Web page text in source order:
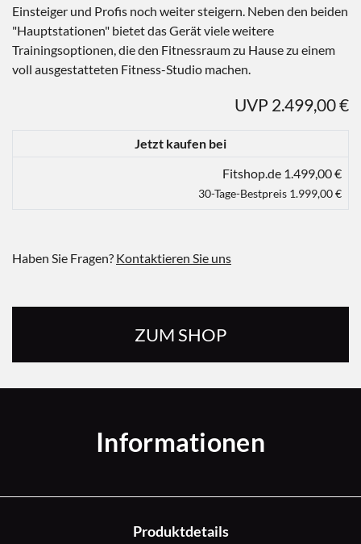
Einsteiger und Profis noch weiter steigern. Neben den beiden
"Hauptstationen" bietet das Gerät viele weitere
Trainingsoptionen, die den Fitnessraum zu Hause zu einem
voll ausgestatteten Fitness-Studio machen.
UVP 2.499,00 €
Jetzt kaufen bei
Fitshop.de 1.499,00 €
30-Tage-Bestpreis 1.999,00 €
Haben Sie Fragen? Kontaktieren Sie uns
ZUM SHOP
Informationen
Produktdetails